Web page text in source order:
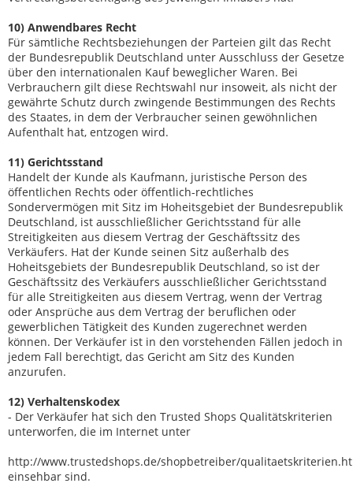
10) Anwendbares Recht
Für sämtliche Rechtsbeziehungen der Parteien gilt das Recht
der Bundesrepublik Deutschland unter Ausschluss der Gesetze
über den internationalen Kauf beweglicher Waren. Bei
Verbrauchern gilt diese Rechtswahl nur insoweit, als nicht der
gewährte Schutz durch zwingende Bestimmungen des Rechts
des Staates, in dem der Verbraucher seinen gewöhnlichen
Aufenthalt hat, entzogen wird.
11) Gerichtsstand
Handelt der Kunde als Kaufmann, juristische Person des
öffentlichen Rechts oder öffentlich-rechtliches
Sondervermögen mit Sitz im Hoheitsgebiet der Bundesrepublik
Deutschland, ist ausschließlicher Gerichtsstand für alle
Streitigkeiten aus diesem Vertrag der Geschäftssitz des
Verkäufers. Hat der Kunde seinen Sitz außerhalb des
Hoheitsgebiets der Bundesrepublik Deutschland, so ist der
Geschäftssitz des Verkäufers ausschließlicher Gerichtsstand
für alle Streitigkeiten aus diesem Vertrag, wenn der Vertrag
oder Ansprüche aus dem Vertrag der beruflichen oder
gewerblichen Tätigkeit des Kunden zugerechnet werden
können. Der Verkäufer ist in den vorstehenden Fällen jedoch in
jedem Fall berechtigt, das Gericht am Sitz des Kunden
anzurufen.
12) Verhaltenskodex
- Der Verkäufer hat sich den Trusted Shops Qualitätskriterien
unterworfen, die im Internet unter
http://www.trustedshops.de/shopbetreiber/
einsehbar sind.